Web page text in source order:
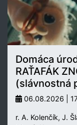
Domáca
RAŤAFÁK
(slávnostná
06.08.2026 |
r. A. Kolenčík, J.